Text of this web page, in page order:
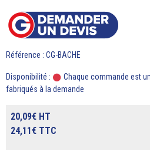
Référence : CG-BACHE
Disponibilité :
Chaque commande est
fabriqués à la demande
20,09€ HT
24,11€ TTC